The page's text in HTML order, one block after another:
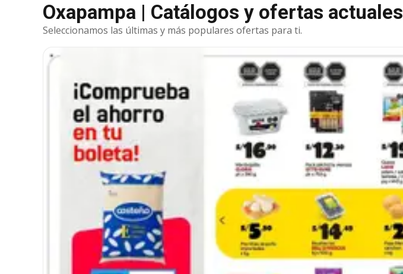
Oxapampa | Catálogos y ofertas actuales
Seleccionamos las últimas y más populares ofertas para ti.